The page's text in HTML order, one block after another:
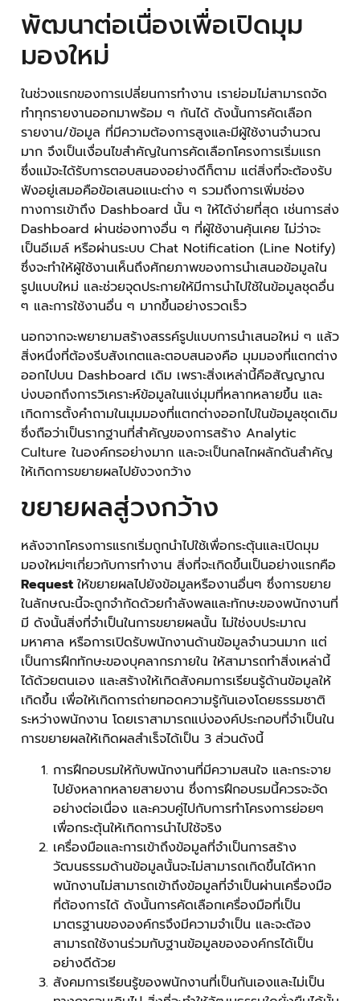
พัฒนาต่อเนื่องเพื่อเปิดมุม
มองใหม่
ในช่วงแรกของการเปลี่ยนการทำงาน เราย่อมไม่สามารถจัด
ทำทุกรายงานออกมาพร้อม ๆ กันได้ ดังนั้นการคัดเลือก
รายงาน/ข้อมูล ที่มีความต้องการสูงและมีผู้ใช้งานจำนวณ
มาก จึงเป็นเงื่อนไขสำคัญในการคัดเลือกโครงการเริ่มแรก
ซึ่งแม้จะได้รับการตอบสนองอย่างดีก็ตาม แต่สิ่งที่จะต้องรับ
ฟังอยู่เสมอคือข้อเสนอแนะต่าง ๆ รวมถึงการเพิ่มช่อง
ทางการเข้าถึง Dashboard นั้น ๆ ให้ได้ง่ายที่สุด เช่นการส่ง
Dashboard ผ่านช่องทางอื่น ๆ ที่ผู้ใช้งานคุ้นเคย ไม่ว่าจะ
เป็นอีเมล์ หรือผ่านระบบ Chat Notification (Line Notify)
ซึ่งจะทำให้ผู้ใช้งานเห็นถึงศักยภาพของการนำเสนอข้อมูลใน
รูปแบบใหม่ และช่วยจุดประกายให้มีการนำไปใช้ในข้อมูลชุดอื่น
ๆ และการใช้งานอื่น ๆ มากขึ้นอย่างรวดเร็ว
นอกจากจะพยายามสร้างสรรค์รูปแบบการนำเสนอใหม่ ๆ แล้ว
สิ่งหนึ่งที่ต้องรีบสังเกตและตอบสนองคือ มุมมองที่แตกต่าง
ออกไปบน Dashboard เดิม เพราะสิ่งเหล่านี้คือสัญญาณ
บ่งบอกถึงการวิเคราะห์ข้อมูลในแง่มุมที่หลากหลายขึ้น และ
เกิดการตั้งคำถามในมุมมองที่แตกต่างออกไปในข้อมูลชุดเดิม
ซึ่งถือว่าเป็นรากฐานที่สำคัญของการสร้าง Analytic
Culture ในองค์กรอย่างมาก และจะเป็นกลไกผลักดันสำคัญ
ให้เกิดการขยายผลไปยังวงกว้าง
ขยายผลสู่วงกว้าง
หลังจากโครงการแรกเริ่มถูกนำไปใช้เพื่อกระตุ้นและเปิดมุม
มองใหม่ๆเกี่ยวกับการทำงาน สิ่งที่จะเกิดขึ้นเป็นอย่างแรกคือ
Request ให้ขยายผลไปยังข้อมูลหรืองานอื่นๆ ซึ่งการขยาย
ในลักษณะนี้จะถูกจำกัดด้วยกำลังพลและทักษะของพนักงานที่
มี ดังนั้นสิ่งที่จำเป็นในการขยายผลนั้น ไม่ใช่งบประมาณ
มหาศาล หรือการเปิดรับพนักงานด้านข้อมูลจำนวนมาก แต่
เป็นการฝึกทักษะของบุคลากรภายใน ให้สามารถทำสิ่งเหล่านี้
ได้ด้วยตนเอง และสร้างให้เกิดสังคมการเรียนรู้ด้านข้อมูลให้
เกิดขึ้น เพื่อให้เกิดการถ่ายทอดความรู้กันเองโดยธรรมชาติ
ระหว่างพนักงาน โดยเราสามารถแบ่งองค์ประกอบที่จำเป็นใน
การขยายผลให้เกิดผลสำเร็จได้เป็น 3 ส่วนดังนี้
การฝึกอบรมให้กับพนักงานที่มีความสนใจ และกระจาย
ไปยังหลากหลายสายงาน ซึ่งการฝึกอบรมนี้ควรจะจัด
อย่างต่อเนื่อง และควบคู่ไปกับการทำโครงการย่อยๆ
เพื่อกระตุ้นให้เกิดการนำไปใช้จริง
เครื่องมือและการเข้าถึงข้อมูลที่จำเป็นการสร้าง
วัฒนธรรมด้านข้อมูลนั้นจะไม่สามารถเกิดขึ้นได้หาก
พนักงานไม่สามารถเข้าถึงข้อมูลที่จำเป็นผ่านเครื่องมือ
ที่ต้องการได้ ดังนั้นการคัดเลือกเครื่องมือที่เป็น
มาตรฐานขององค์กรจึงมีความจำเป็น และจะต้อง
สามารถใช้งานร่วมกับฐานข้อมูลขององค์กรได้เป็น
อย่างดีด้วย
สังคมการเรียนรู้ของพนักงานที่เป็นกันเองและไม่เป็น